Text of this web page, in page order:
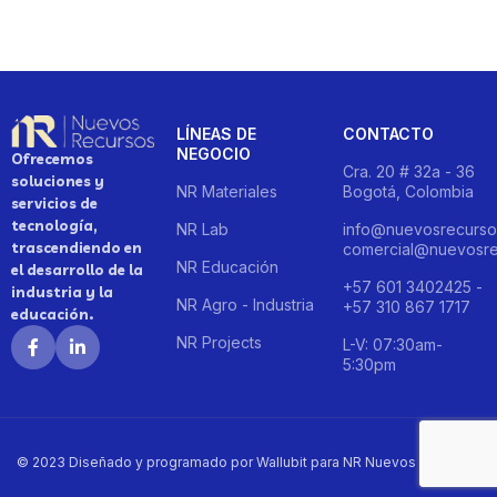
Ofrecemos
soluciones y
servicios de
tecnología,
trascendiendo en
el desarrollo de la
industria y la
educación.
LÍNEAS DE
NEGOCIO
NR Materiales
NR Lab
NR Educación
NR Agro - Industria
NR Projects
CONTACTO
Cra. 20 # 32a - 36
Bogotá, Colombia
+57 601 3402425 -
+57 310 867 1717
L-V: 07:30am-
5:30pm
© 2023 Diseñado y programado por Wallubit para NR Nuevos Recursos